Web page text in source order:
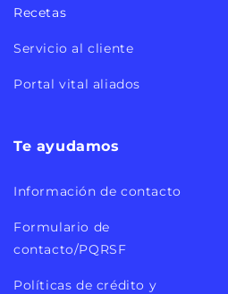
Recetas
Servicio al cliente
Portal vital aliados
Te ayudamos
Información de contacto
Formulario de
contacto/PQRSF
Políticas de crédito y